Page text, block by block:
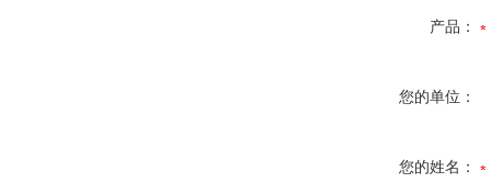
产品：
您的单位：
您的姓名：